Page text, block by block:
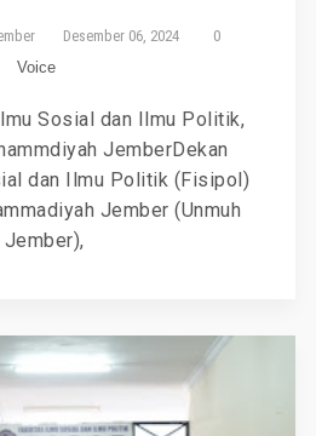
Desember 06, 2024
0
Voice
Sosial dan Ilmu Politik,
JemberDekan
dan Ilmu Politik (Fisipol)
Jember (Unmuh
Jember),